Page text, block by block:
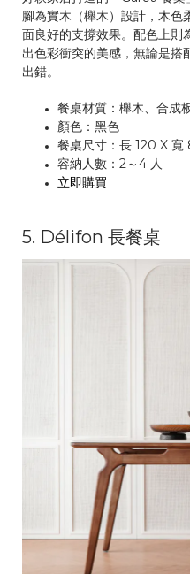
腳為實木（櫸木）設計，木色
面良好的支撐效果。配色上則
出色彩衝突的美感，無論是搭
出錯。
餐桌材質：櫸木、合成
顏色：黑色
餐桌尺寸：長 120 X
容納人數：2～4 人
立即購買
5. Délifon 長餐桌